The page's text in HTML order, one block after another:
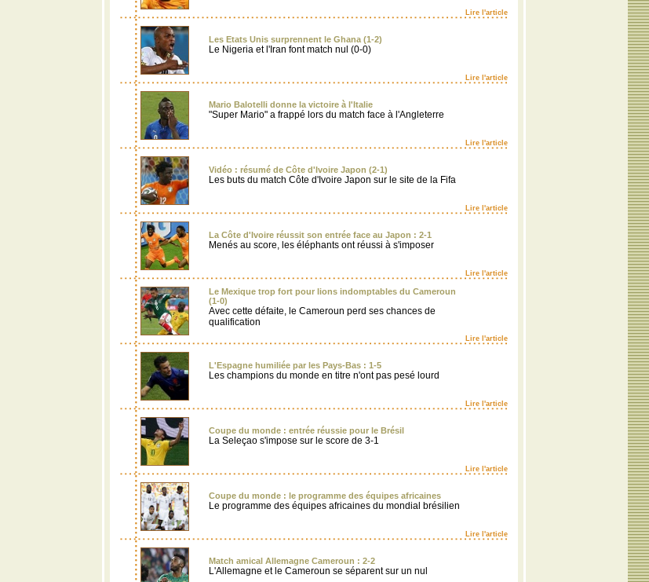
Lire l'article
Les Etats Unis surprennent le Ghana (1-2)
Le Nigeria et l'Iran font match nul (0-0)
Lire l'article
Mario Balotelli donne la victoire à l'Italie
"Super Mario" a frappé lors du match face à l'Angleterre
Lire l'article
Vidéo : résumé de Côte d'Ivoire Japon (2-1)
Les buts du match Côte d'Ivoire Japon sur le site de la Fifa
Lire l'article
La Côte d'Ivoire réussit son entrée face au Japon : 2-1
Menés au score, les éléphants ont réussi à s'imposer
Lire l'article
Le Mexique trop fort pour lions indomptables du Cameroun
(1-0)
Avec cette défaite, le Cameroun perd ses chances de
qualification
Lire l'article
L'Espagne humiliée par les Pays-Bas : 1-5
Les champions du monde en titre n'ont pas pesé lourd
Lire l'article
Coupe du monde : entrée réussie pour le Brésil
La Seleçao s'impose sur le score de 3-1
Lire l'article
Coupe du monde : le programme des équipes africaines
Le programme des équipes africaines du mondial brésilien
Lire l'article
Match amical Allemagne Cameroun : 2-2
L'Allemagne et le Cameroun se séparent sur un nul